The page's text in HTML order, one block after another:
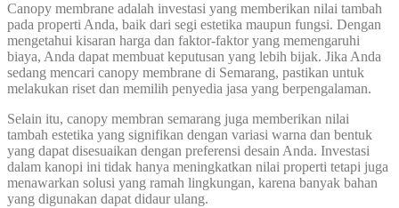
Canopy membrane adalah investasi yang memberikan nilai tambah
pada properti Anda, baik dari segi estetika maupun fungsi. Dengan
mengetahui kisaran harga dan faktor-faktor yang memengaruhi
biaya, Anda dapat membuat keputusan yang lebih bijak. Jika Anda
sedang mencari canopy membrane di Semarang, pastikan untuk
melakukan riset dan memilih penyedia jasa yang berpengalaman.
Selain itu, canopy membran semarang juga memberikan nilai
tambah estetika yang signifikan dengan variasi warna dan bentuk
yang dapat disesuaikan dengan preferensi desain Anda. Investasi
dalam kanopi ini tidak hanya meningkatkan nilai properti tetapi juga
menawarkan solusi yang ramah lingkungan, karena banyak bahan
yang digunakan dapat didaur ulang.